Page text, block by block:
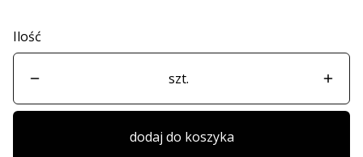
Ilość
szt.
dodaj do koszyka